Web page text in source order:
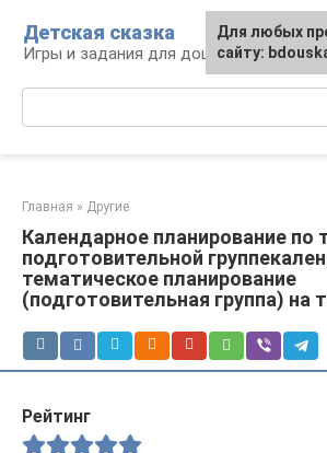
контенту
Детская сказка
Игры и задания для дошкольников
Главная » Другие
Календарное планирование по
подготовительной
тематическое планирование
(подготовительная группа) на
Рейтинг
Для любых
сайту: